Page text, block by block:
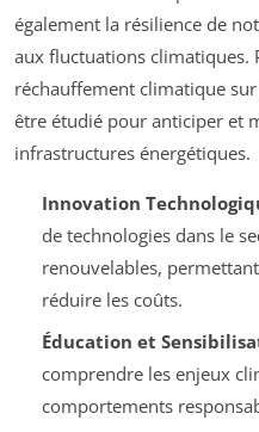
également la résilience de
aux fluctuations climatiques.
réchauffement climatique
être étudié pour anticiper et
infrastructures énergétiques.
Innovation
de technologies dans le
renouvelables,
réduire les coûts.
Éducation et
comprendre les enjeux
comportements